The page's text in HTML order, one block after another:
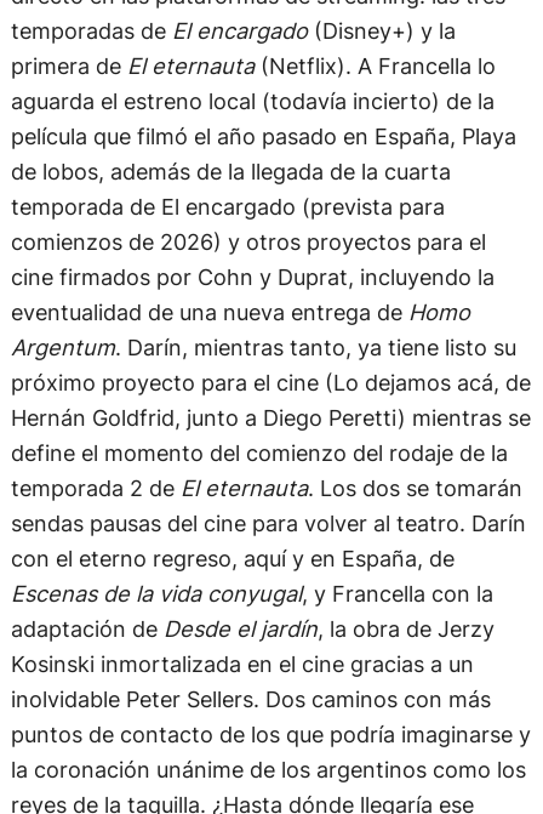
temporadas de El encargado(Disney+) y la
primera de El eternauta(Netflix). A Francella lo
aguarda el estreno local (todavía incierto) de la
película que filmó el año pasado en España, Playa
de lobos, además de la llegada de la cuarta
temporada de El encargado (prevista para
comienzos de 2026) y otros proyectos para el
cine firmados por Cohn y Duprat, incluyendo la
eventualidad de una nueva entrega de Homo
Argentum. Darín, mientras tanto, ya tiene listo su
próximo proyecto para el cine (Lo dejamos acá, de
Hernán Goldfrid, junto a Diego Peretti) mientras se
define el momento del comienzo del rodaje de la
temporada 2 de El eternauta. Los dos se tomarán
sendas pausas del cine para volver al teatro. Darín
con el eterno regreso, aquí y en España, de
Escenas de la vida conyugal, y Francella con la
adaptación de Desde el jardín, la obra de Jerzy
Kosinski inmortalizada en el cine gracias a un
inolvidable Peter Sellers. Dos caminos con más
puntos de contacto de los que podría imaginarse y
la coronación unánime de los argentinos como los
reyes de la taquilla. ¿Hasta dónde llegaría ese